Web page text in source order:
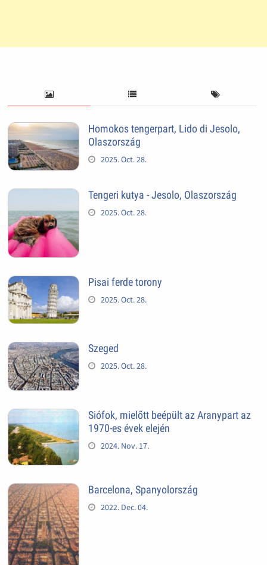
Homokos tengerpart, Lido di Jesolo,
Olaszország
2025. Oct. 28.
Tengeri kutya - Jesolo, Olaszország
2025. Oct. 28.
Pisai ferde torony
2025. Oct. 28.
Szeged
2025. Oct. 28.
Siófok, mielőtt beépült az Aranypart az
1970-es évek elején
2024. Nov. 17.
Barcelona, Spanyolország
2022. Dec. 04.